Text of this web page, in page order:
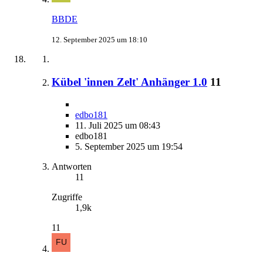
BBDE
12. September 2025 um 18:10
Kübel 'innen Zelt' Anhänger 1.0 11
edbo181
11. Juli 2025 um 08:43
edbo181
5. September 2025 um 19:54
Antworten
11
Zugriffe
1,9k
11